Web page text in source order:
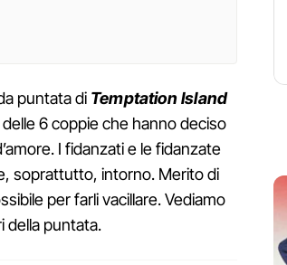
puntata di Temptation Island
6 coppie che hanno deciso
I fidanzati e le fidanzate
soprattutto, intorno. Merito di
per farli vacillare. Vediamo
della puntata.